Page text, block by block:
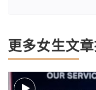
更多女生文